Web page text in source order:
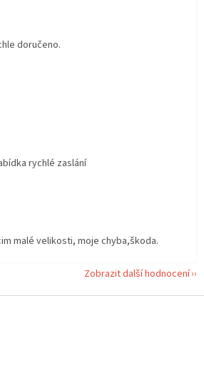
obchodu je 5 z 5 hvězdiček.
doručeno.
obchodu je 5 z 5 hvězdiček.
rychlé zaslání
obchodu je 5 z 5 hvězdiček.
malé velikosti, moje chyba,škoda.
Zobrazit další hodnocení